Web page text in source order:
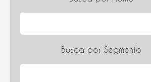
Busca por Segmento